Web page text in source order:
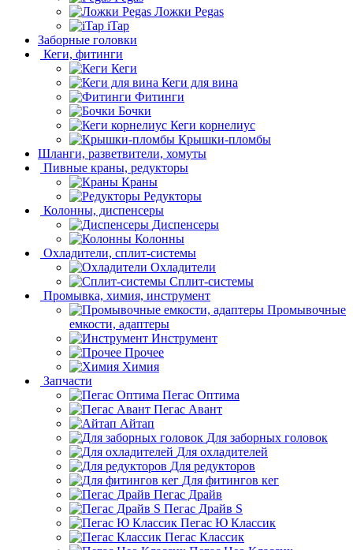
Ложки Pegas
iTap
Заборные головки
Кеги, фитинги
Кеги
Кеги для вина
Фитинги
Бочки
Кеги корнелиус
Крышки-пломбы
Шланги, разветвители, хомуты
Пивные краны, редукторы
Краны
Редукторы
Колонны, диспенсеры
Диспенсеры
Колонны
Охладители, сплит-системы
Охладители
Сплит-системы
Промывка, химия, инструмент
Промывочные
емкости, адаптеры
Инструмент
Прочее
Химия
Запчасти
Пегас Оптима
Пегас Авант
Айтап
Для заборных головок
Для охладителей
Для редукторов
Для фитингов кег
Пегас Драйв
Пегас Драйв S
Пегас Ю Классик
Пегас Классик